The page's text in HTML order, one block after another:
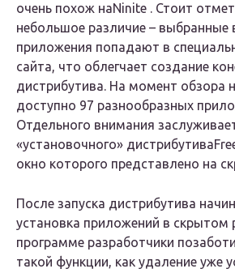
очень похож наNinite . Стоит
небольшое различие – выбранные
приложения попадают в
сайта, что облегчает создание
дистрибутива. На момент обзора
доступно 97 разнообразных
Отдельного внимания
«установочного» дистрибутива
окно которого представлено на
После запуска дистрибутива
установка приложений в скрытом
программе разработчики
такой функции, как удаление уже